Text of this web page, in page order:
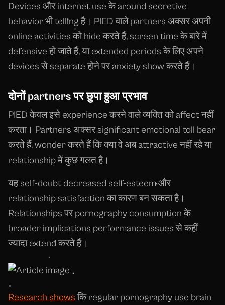
Devices और internet use के around secretive
behavior भी telling है। PIED वाले partners अक्सर अपनी
online activities को hide करते हैं, screen time के बारे में
defensive हो जाते हैं, या extended periods के लिए अपने
devices से separate होने पर anxiety show करते हैं।
दोनों partners पर छुपा हुआ प्रभाव
PIED केवल इसे experience करने वाले व्यक्ति को affect नहीं
करता। Partners अक्सर significant emotional toll bear
करते हैं, wonder करते हैं कि क्या वे अब attractive नहीं रहे या
relationship में कुछ गलत है।
यह self-doubt decreased self-esteem और
relationship satisfaction का कारण बन सकता है।
Relationships पर pornography consumption के
broader implications performance issues से कहीं
ज्यादा extend करते हैं।
Research shows कि regular pornography use brain